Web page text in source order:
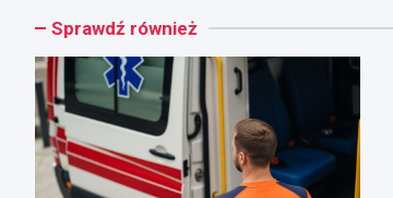
Sprawdź również